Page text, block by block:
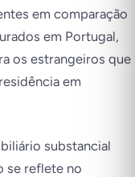
em comparação
em Portugal,
os estrangeiros que
em
substancial
se reflete no